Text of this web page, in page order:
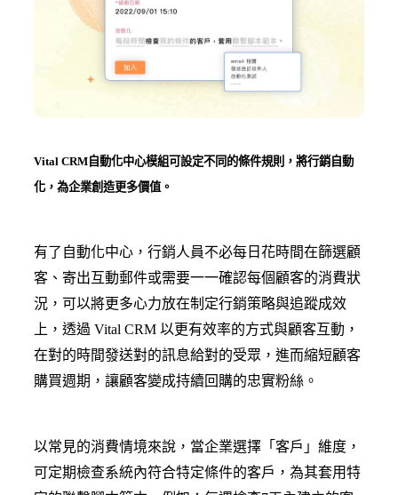
Vital CRM自動化中心模組可設定不同的條件規則，將行銷自動
化，為企業創造更多價值。
有了自動化中心，行銷人員不必每日花時間在篩選顧
客、寄出互動郵件或需要一一確認每個顧客的消費狀
況，可以將更多心力放在制定行銷策略與追蹤成效
上，透過 Vital CRM 以更有效率的方式與顧客互動，
在對的時間發送對的訊息給對的受眾，進而縮短顧客
購買週期，讓顧客變成持續回購的忠實粉絲。
以常見的消費情境來說，當企業選擇「客戶」維度，
可定期檢查系統內符合特定條件的客戶，為其套用特